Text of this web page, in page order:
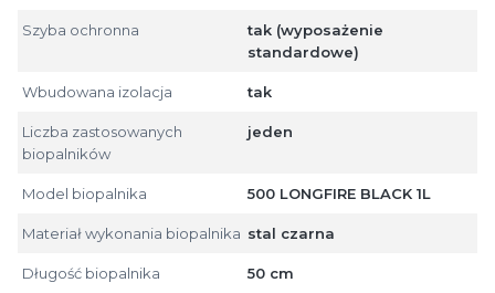
Szyba ochronna
tak (wyposażenie
standardowe)
Wbudowana izolacja tak
Liczba zastosowanych
biopalników
jeden
Model biopalnika 500 LONGFIRE BLACK 1L
Materiał wykonania biopalnika stal czarna
Długość biopalnika 50 cm